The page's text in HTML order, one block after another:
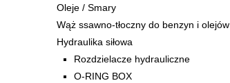
Oleje / Smary
Wąż ssawno-tłoczny do benzyn i olejów
Hydraulika siłowa
Rozdzielacze hydrauliczne
O-RING BOX